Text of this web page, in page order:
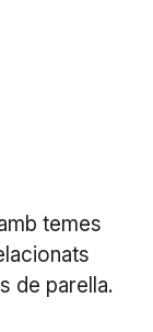
temes
de parella.